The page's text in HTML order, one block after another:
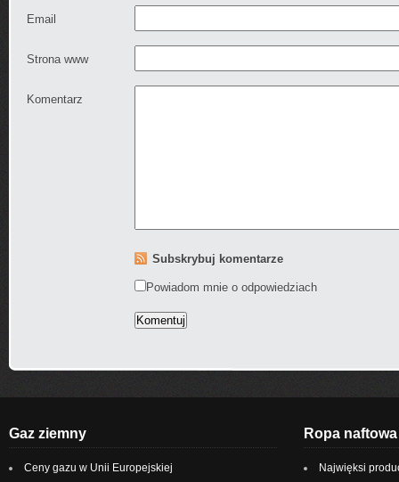
Email
Strona www
Komentarz
Subskrybuj komentarze
Powiadom mnie o odpowiedziach
Gaz ziemny
Ceny gazu w Unii Europejskiej
Ropa naftowa
Najwięksi